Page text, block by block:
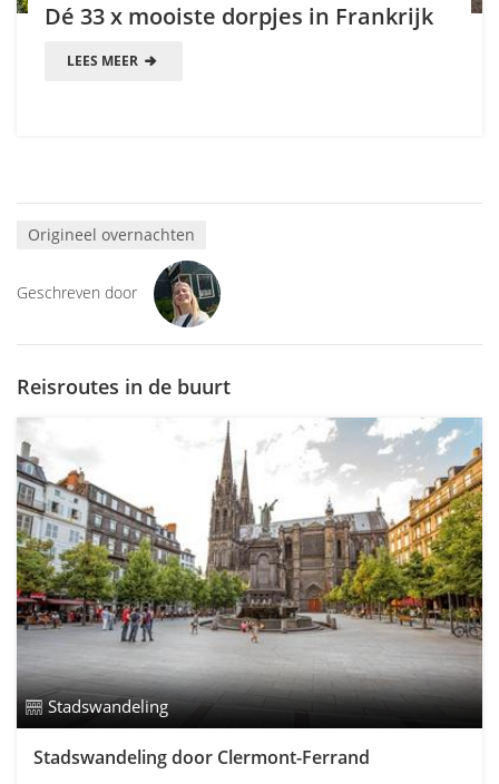
Dé 33 x mooiste dorpjes in Frankrijk
LEES MEER
Origineel overnachten
Geschreven door
Reisroutes in de buurt
Stadswandeling
Stadswandeling door Clermont-Ferrand